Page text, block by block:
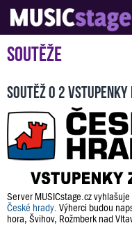
S muzikanty pro muzikanty
Soutěže
Soutěž o 2
Server MUSICstage.cz
České hrady . Výherci budou
hora, Švihov, Rožmberk nad